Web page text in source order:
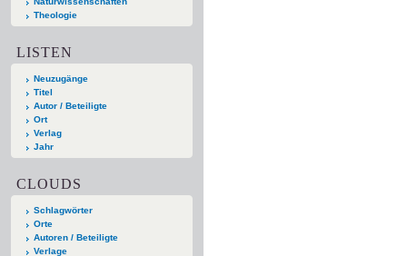
Theologie
LISTEN
Neuzugänge
Titel
Autor / Beteiligte
Ort
Verlag
Jahr
CLOUDS
Schlagwörter
Orte
Autoren / Beteiligte
Verlage